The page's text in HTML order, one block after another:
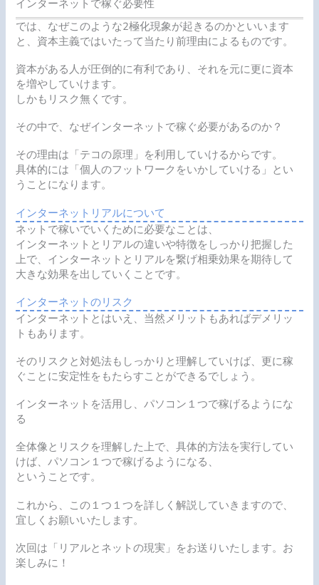
インターネットで稼ぐ必要性
では、なぜこのような2極化現象が起きるのかといいます
と、資本主義ではいたって当たり前理由によるものです。
資本がある人が圧倒的に有利であり、それを元に更に資本
を増やしていけます。
しかもリスク無くです。
その中で、なぜインターネットで稼ぐ必要があるのか？
その理由は「テコの原理」を利用していけるからです。
具体的には「個人のフットワークをいかしていける」とい
うことになります。
インターネットリアルについて
ネットで稼いでいくために必要なことは、
インターネットとリアルの違いや特徴をしっかり把握した
上で、インターネットとリアルを繋げ相乗効果を期待して
大きな効果を出していくことです。
インターネットのリスク
インターネットとはいえ、当然メリットもあればデメリッ
トもあります。
そのリスクと対処法もしっかりと理解していけば、更に稼
ぐことに安定性をもたらすことができるでしょう。
インターネットを活用し、パソコン１つで稼げるようにな
る
全体像とリスクを理解した上で、具体的方法を実行してい
けば、パソコン１つで稼げるようになる、
ということです。
これから、この１つ１つを詳しく解説していきますので、
宜しくお願いいたします。
次回は「リアルとネットの現実」をお送りいたします。お
楽しみに！